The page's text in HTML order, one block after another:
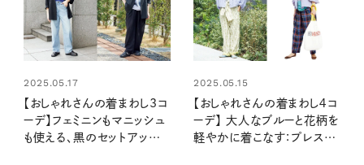
2025.05.17
【おしゃれさんの着まわし3コ
ーデ】フェミニンもマニッシュ
も使える、黒のセットアップ：
2025.05.15
【おしゃれさんの着まわし４コ
ーデ】 大人なブルーと花柄を
軽やかに着こなす：プレス・